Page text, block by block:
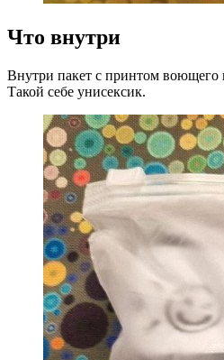
Что внутри
Внутри пакет с принтом воющего
Такой себе унисексик.